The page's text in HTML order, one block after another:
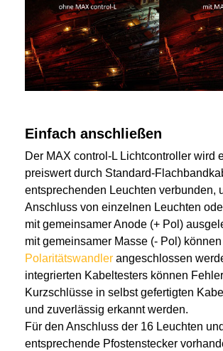
Einfach anschließen
Der MAX control-L Lichtcontroller wird
preiswert durch Standard-
entsprechenden Leuchten verbunden,
Anschluss von einzelnen Leuchten
mit gemeinsamer Anode (+ Pol)
mit gemeinsamer Masse (- Pol)
Polaritätswandler angeschlossen
integrierten Kabeltesters können
Kurzschlüsse in selbst gefertigten
und zuverlässig erkannt werden.
Für den Anschluss der 16 Leuchten
entsprechende Pfostenstecker